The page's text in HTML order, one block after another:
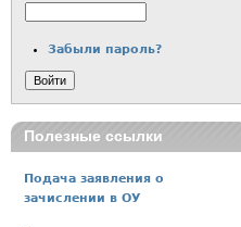
Забыли пароль?
Полезные ссылки
Подача заявления о
зачислении в ОУ